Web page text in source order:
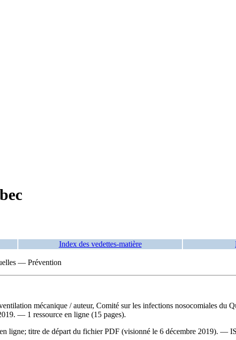
Index des vedettes-matière
— Prévention
mécanique / auteur, Comité sur les infections nosocomiales du
— 1 ressource en ligne (15 pages).
ligne; titre de départ du fichier PDF (visionné le 6 décembre 2019). —